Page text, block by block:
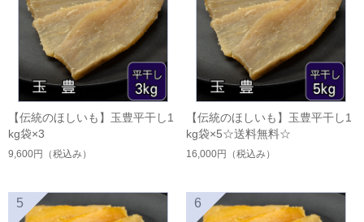
【伝統のほしいも】玉豊平干し1
kg袋×3
9,600円 （税込み）
【伝統のほしいも】玉豊平干し1
kg袋×5☆送料無料☆
16,000円 （税込み）
5 6